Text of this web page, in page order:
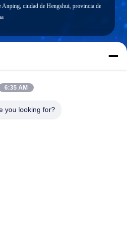
Anping, ciudad de Hengshui, provincia de
6:35 AM
you looking for?